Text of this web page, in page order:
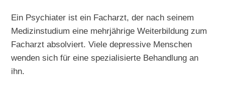
Ein Psychiater ist ein Facharzt, der nach seinem
Medizinstudium eine mehrjährige Weiterbildung zum
Facharzt absolviert. Viele depressive Menschen
wenden sich für eine spezialisierte Behandlung an
ihn.